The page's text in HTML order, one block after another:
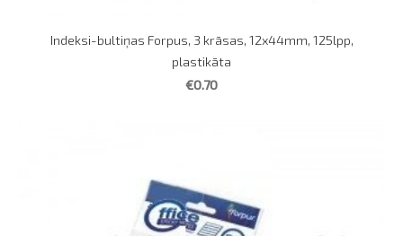
Indeksi-bultiņas Forpus, 3 krāsas, 12x44mm, 125lpp,
plastikāta
€0.70